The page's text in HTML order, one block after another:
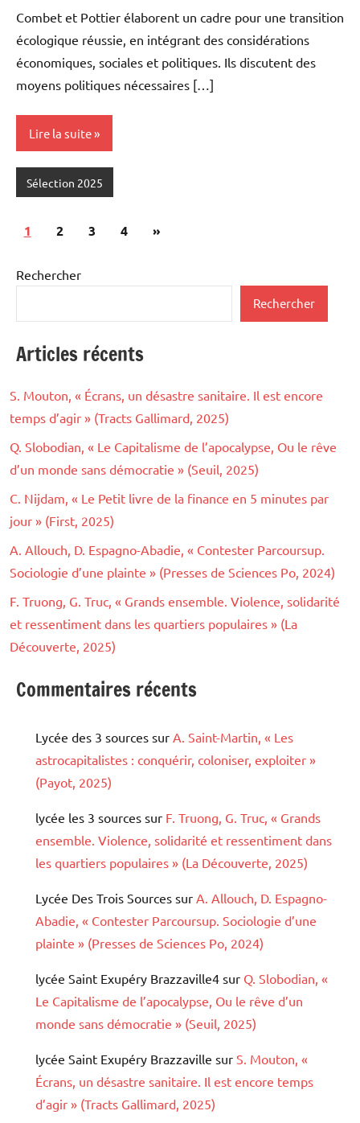
Combet et Pottier élaborent un cadre pour une transition
écologique réussie, en intégrant des considérations
économiques, sociales et politiques. Ils discutent des
moyens politiques nécessaires […]
Lire la suite
Sélection 2025
Pagination
publications
1 2 3 4
Articles
»
Rechercher
Rechercher
Articles récents
S. Mouton, « Écrans, un désastre sanitaire. Il est encore
temps d’agir » (Tracts Gallimard, 2025)
Q. Slobodian, « Le Capitalisme de l’apocalypse, Ou le rêve
d’un monde sans démocratie » (Seuil, 2025)
C. Nijdam, « Le Petit livre de la finance en 5 minutes par
jour » (First, 2025)
A. Allouch, D. Espagno-Abadie, « Contester Parcoursup.
Sociologie d’une plainte » (Presses de Sciences Po, 2024)
F. Truong, G. Truc, « Grands ensemble. Violence, solidarité
et ressentiment dans les quartiers populaires » (La
Découverte, 2025)
Commentaires récents
Lycée des 3 sources sur A. Saint-Martin, « Les
astrocapitalistes : conquérir, coloniser, exploiter »
(Payot, 2025)
lycée les 3 sources sur F. Truong, G. Truc, « Grands
ensemble. Violence, solidarité et ressentiment dans
les quartiers populaires » (La Découverte, 2025)
Lycée Des Trois Sources sur A. Allouch, D. Espagno-
Abadie, « Contester Parcoursup. Sociologie d’une
plainte » (Presses de Sciences Po, 2024)
lycée Saint Exupéry Brazzaville4 sur Q. Slobodian, «
Le Capitalisme de l’apocalypse, Ou le rêve d’un
monde sans démocratie » (Seuil, 2025)
lycée Saint Exupéry Brazzaville sur S. Mouton, «
Écrans, un désastre sanitaire. Il est encore temps
d’agir » (Tracts Gallimard, 2025)